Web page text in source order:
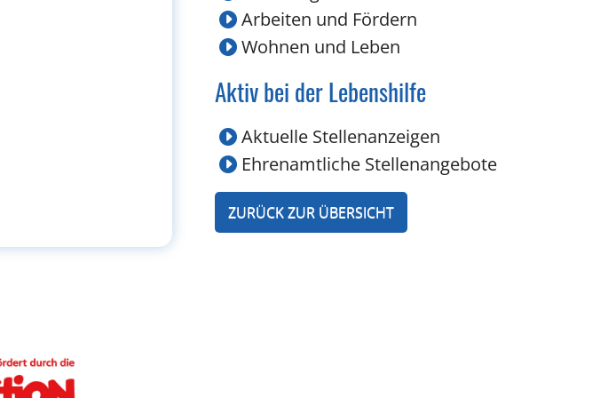
Arbeiten und Fördern
Wohnen und Leben
Aktiv bei der Lebenshilfe
Aktuelle Stellenanzeigen
Ehrenamtliche Stellenangebote
ZURÜCK ZUR ÜBERSICHT